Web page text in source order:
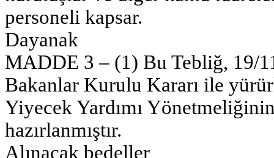
personeli kapsar.
Dayanak
MADDE 3 – (1) Bu Tebliğ, 19/
Bakanlar Kurulu Kararı ile
Yiyecek Yardımı
hazırlanmıştır.
Alınacak bedeller